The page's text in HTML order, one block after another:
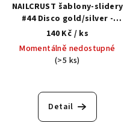
NAILCRUST šablony-slidery
#44 Disco gold/silver -
Vodolepka
140 Kč / ks
Momentálně nedostupné
(>5 ks)
Detail